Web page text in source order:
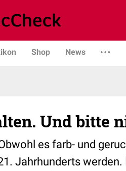
Shop News
Und bitte
es farb- und
Jahrhunderts